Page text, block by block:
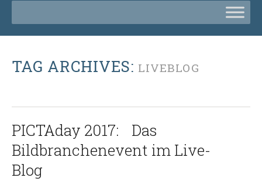
TAG ARCHIVES: LIVEBLOG
PICTAday 2017: Das
Bildbranchenevent im Live-
Blog